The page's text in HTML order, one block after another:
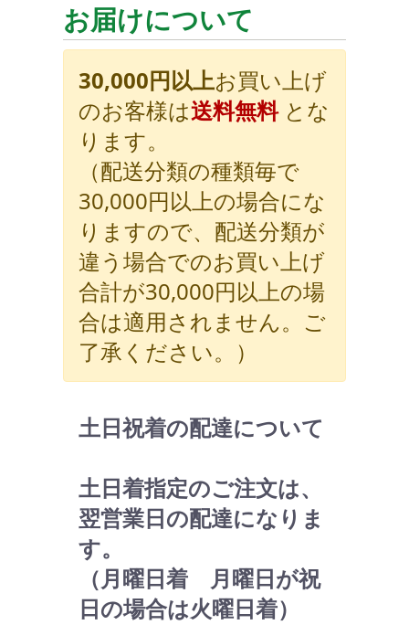
お届けについて
30,000円以上お買い上げ
のお客様は送料無料とな
ります。
（配送分類の種類毎で
30,000円以上の場合にな
りますので、配送分類が
違う場合でのお買い上げ
合計が30,000円以上の場
合は適用されません。ご
了承ください。）
土日祝着の配達について
土日着指定のご注文は、
翌営業日の配達になりま
す。
（月曜日着 月曜日が祝
日の場合は火曜日着）